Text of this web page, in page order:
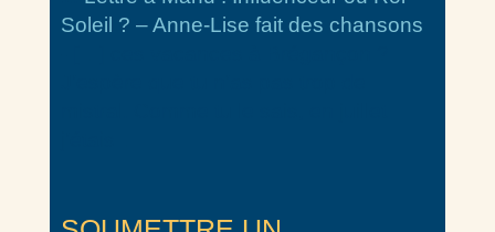
Soleil ? – Anne-Lise fait des chansons